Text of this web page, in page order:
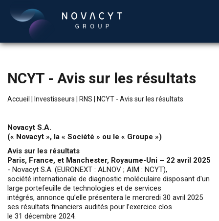
Français
NCYT - Avis sur les résultats
Accueil Investisseurs RNS NCYT - Avis sur les résultats
Novacyt S.A.
(« Novacyt », la « Société » ou le « Groupe »)
Avis sur les résultats
Paris, France, et Manchester, Royaume-Uni – 22 avril 2025
- Novacyt S.A. (EURONEXT : ALNOV ; AIM : NCYT),
société internationale de diagnostic moléculaire disposant d'un
large portefeuille de technologies et de services
intégrés, annonce qu’elle présentera le mercredi 30 avril 2025
ses résultats financiers audités pour l’exercice clos
le 31 décembre 2024.